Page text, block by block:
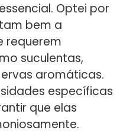
Optei por
bem a
requerem
suculentas,
aromáticas.
específicas
que elas